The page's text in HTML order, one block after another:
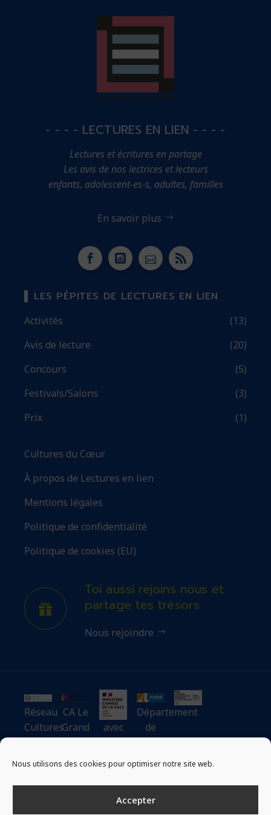
Nous utilisons des cookies pour optimiser notre site web.
Accepter
- - - - LECTURES EN LIEN - - - -
Lectures et écritures en partage
Les avis de nos lectrices et lecteurs
enfants, adolescent-es-s, adultes, familles
En savoir plus
LES PÉPITES DE LECTURES EN LIEN
Activités
(13)
Avis de lecture
(20)
Concours
(5)
Festivals/Salons
(3)
Prix
(1)
Cultures du Cœur
À propos de Lectures en lien
Mentions légales
Politique de confidentialité
Politique de cookies (EU)
Toi aussi rejoins nous et
partage tes trésors
Nous rejoindre
Réseau
Cultures
Cœur
CA Le
Grand
avec
du
ministère
chargé
Département
de